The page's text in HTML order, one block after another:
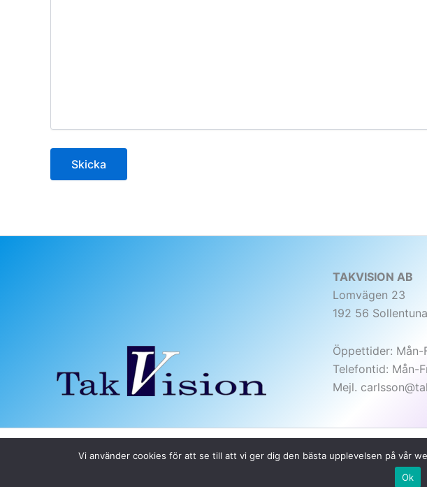
TAKVISION AB
Lomvägen 23
192 56 Sollentuna
Öppettider: Mån-
Telefontid: Mån-
Mejl.
Vi använder cookies för att se till att vi ger dig den bästa upplevelsen på vår
Ok